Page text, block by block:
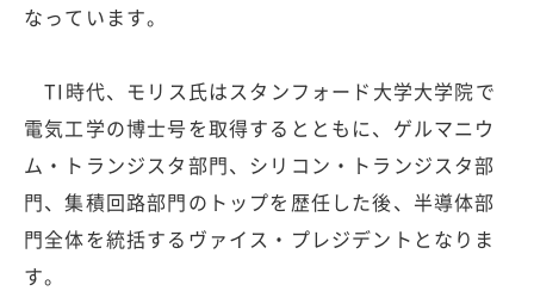
なっています。
TI時代、モリス氏はスタンフォード大学大学院で
電気工学の博士号を取得するとともに、ゲルマニウ
ム・トランジスタ部門、シリコン・トランジスタ部
門、集積回路部門のトップを歴任した後、半導体部
門全体を統括するヴァイス・プレジデントとなりま
す。